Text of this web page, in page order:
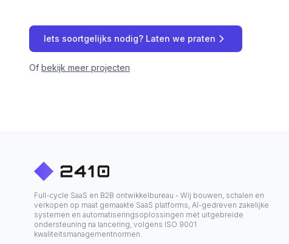
Iets soortgelijks nodig? Laten we praten
Of bekijk meer projecten
Full-cycle SaaS en B2B ontwikkelbureau - Wij bouwen, schalen en
verkopen op maat gemaakte SaaS platforms, AI-gedreven zakelijke
systemen en automatiseringsoplossingen met uitgebreide
ondersteuning na lancering, volgens ISO 9001
kwaliteitsmanagementnormen.